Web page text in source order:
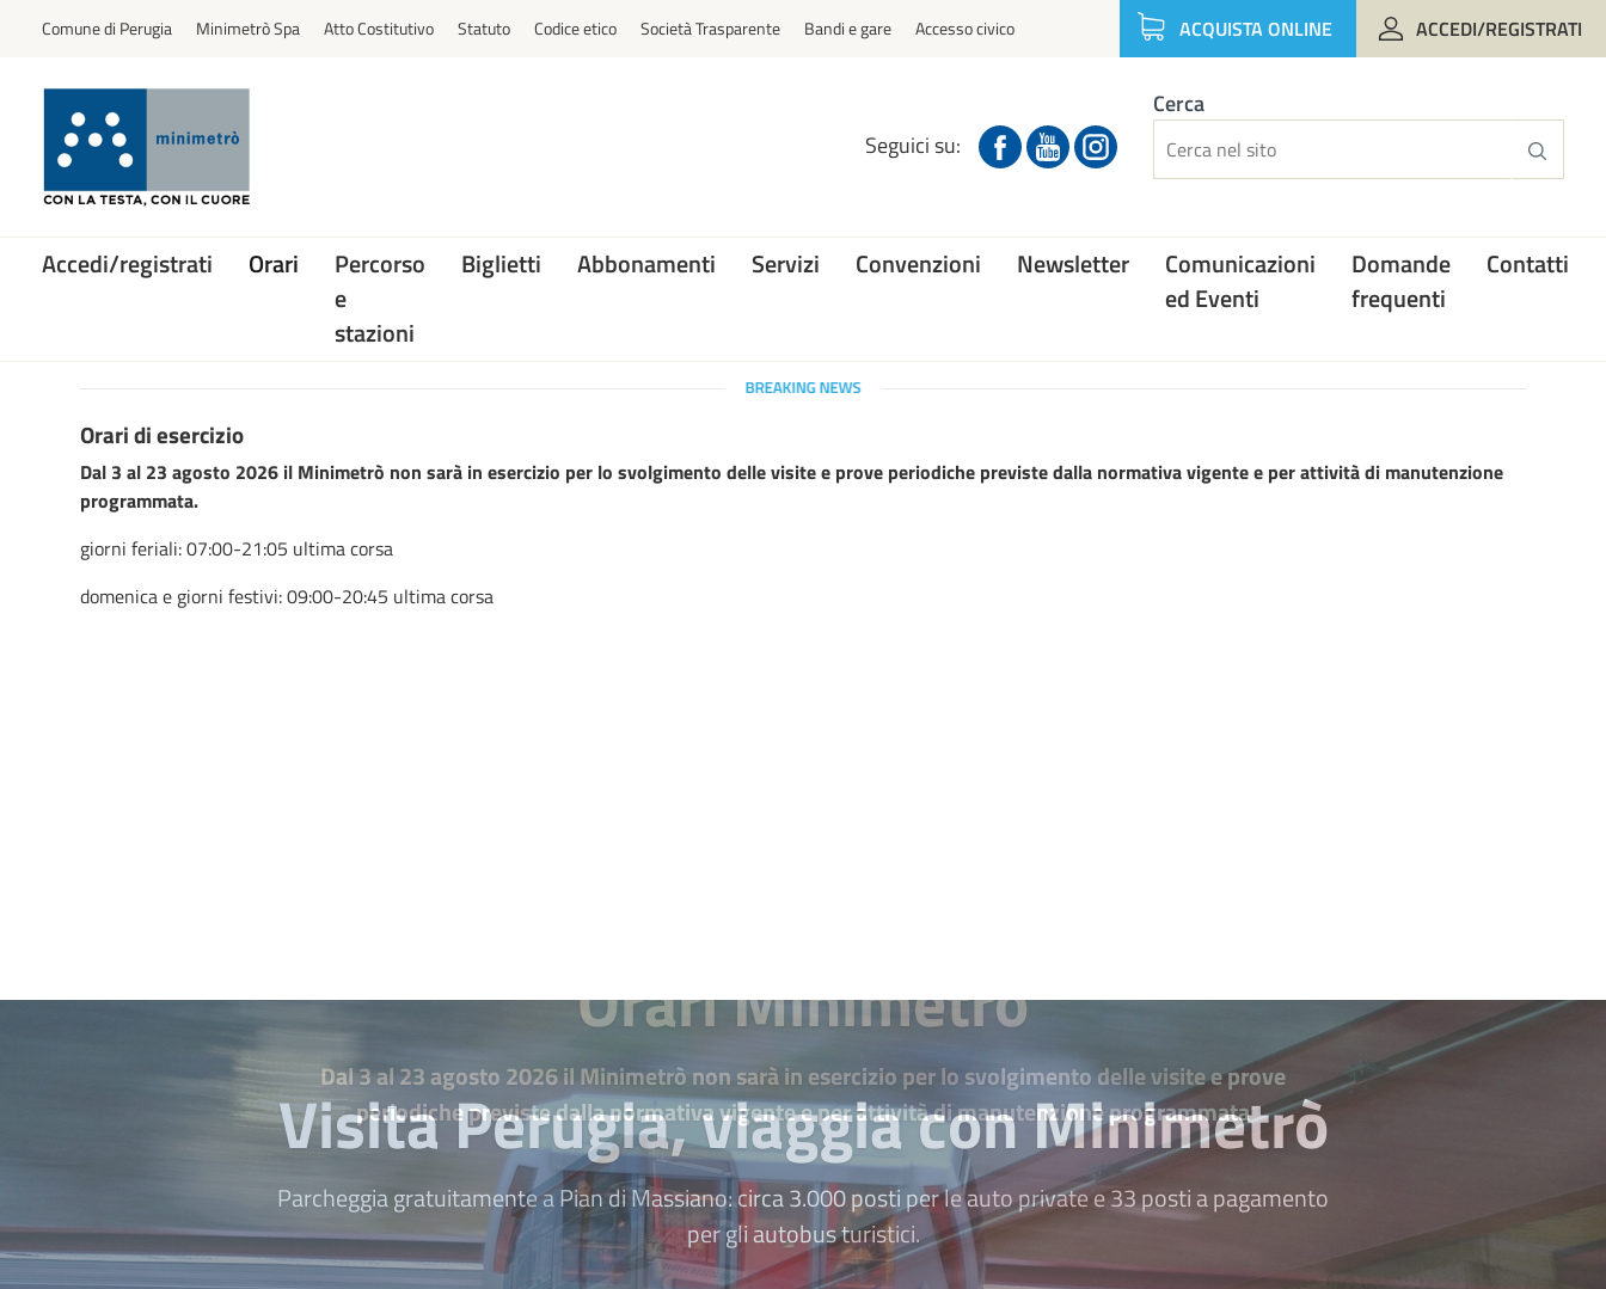
ACQUISTA ONLINE ACCEDI/REGISTRATI
Comune di Perugia Minimetrò Spa Atto Costitutivo Statuto Codice etico Società Trasparente Bandi e gare Accesso civico
Seguici su:
Cerca
Accedi/registrati Orari
Percorso
e
stazioni
Biglietti Abbonamenti Servizi Convenzioni Newsletter
Comunicazioni
ed Eventi
Domande
frequenti
Contatti
Orari di esercizio
Dal 3 al 23 agosto 2026 il Minimetrò non sarà in esercizio per lo svolgimento delle visite e prove periodiche previste dalla normativa vigente e per attività di manutenzione
programmata.
giorni feriali: 07:00-21:05 ultima corsa
domenica e giorni festivi: 09:00-20:45 ultima corsa
Visita Perugia, viaggia con Minimetrò
Parcheggia gratuitamente a Pian di Massiano: circa 3.000 posti per le auto private e 33 posti a pagamento
per gli autobus turistici.